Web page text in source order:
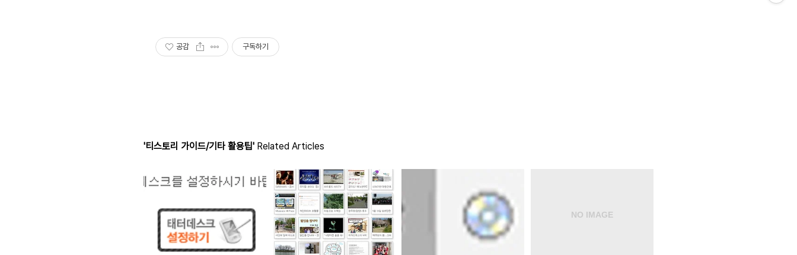
공감 구독하기
'티스토리 가이드/기타 활용팁' Related Articles